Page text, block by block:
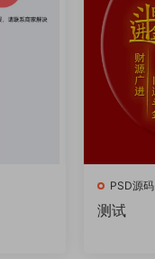
PSD源码
测试